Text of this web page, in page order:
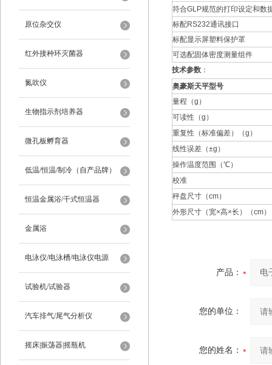
原位杂交仪
红外接种环灭菌器
氮吹仪
生物指示剂培养器
微孔板孵育器
低温/恒温/制冷（自产品牌）
恒温金属浴/干式恒温器
金属浴
电泳仪/电泳槽/电泳仪电源
试验机/试验器
汽车排气/尾气分析仪
摇床|振荡器|摇瓶机
符合GLP规范的打印设定和数
标配RS232通讯接口
标配显示屏塑料保护罩
可选配固体密度测量组件
技术参数 ：
奥豪斯天平型号
量程（g）
可读性（g）
重复性（标准偏差）（g）
线性误差（±g）
操作温度范围（℃）
校准
秤盘尺寸（cm）
外形尺寸（宽×高×长）（cm）
产品：
您的单位：
您的姓名：